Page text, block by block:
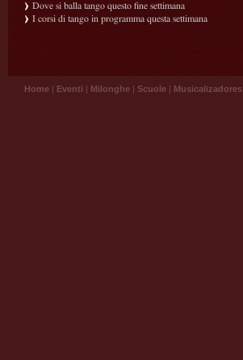
Dove si balla tango questo fine settimana
I corsi di tango in programma questa settimana
Home | Eventi | Milonghe | Scuole | Musicalizadores